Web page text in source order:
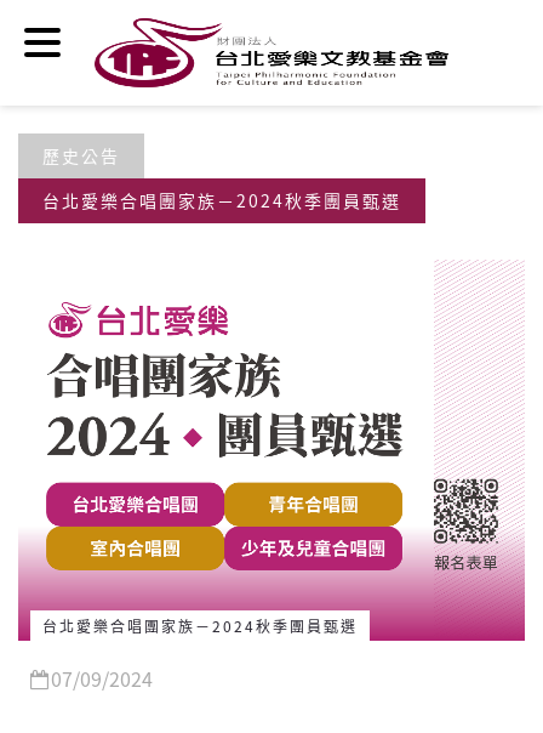
歷史公告
台北愛樂合唱團家族－2024秋季團員甄選
台北愛樂合唱團家族－2024秋季團員甄選
07/09/2024